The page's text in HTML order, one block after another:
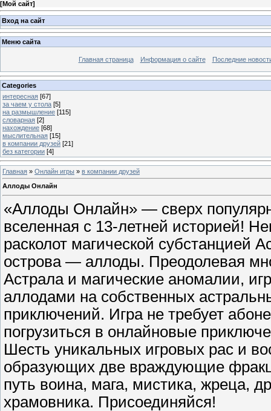
[Мой сайт]
Вход на сайт
Меню сайта
Главная страница Информация о сайте Последние
Categories
интересная [67]
за чаем у стола [5]
на размышление [115]
словарная [2]
нахождение [68]
мыслительная [15]
в компании друзей [21]
без категории [4]
Главная » Онлайн игры » в компании друзей
Аллоды Онлайн
«Аллоды Онлайн» — сверх
вселенная с 13-летней историей!
расколот магической субстанцией
острова — аллоды. Преодолевая
Астрала и магические аномалии,
аллодами на собственных
приключений. Игра не требует
погрузиться в онлайновые
Шесть уникальных игровых рас и
образующих две враждующие
путь воина, мага, мистика, жреца,
храмовника. Присоединяйся!